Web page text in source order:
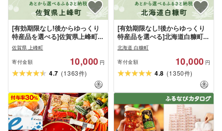
[有効期限なし!後からゆっくり
特産品を選べる]佐賀県上峰町カ
タログポイント
佐賀県 上峰町
寄付金額 10,000 円
4.7 (1363件)
[有効期限なし!後からゆっくり
特産品を選べる]北海道白糠町カ
タログポイント
北海道 白糠町
寄付金額 10,000 円
4.8 (1350件)